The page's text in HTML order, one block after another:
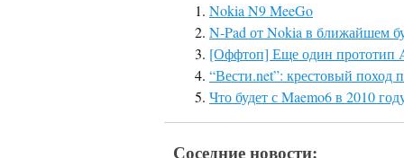
Nokia N9 MeeGo
N-Pad от Nokia в ближайшем
[Оффтоп] Еще один прототип
“Вести.net”: крестовый поход
Что будет с Maemo6 в 2010
Соседние новости: